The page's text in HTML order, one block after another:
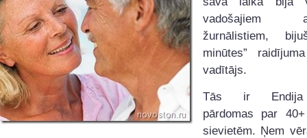
vadošajiem
žurnālistiem,
minūtes”
vadītājs.
Tās ir Endija
pārdomas par
sievietēm. Ņem